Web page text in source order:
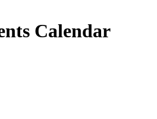
Calendar